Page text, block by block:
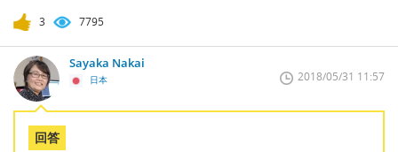
3 7795
Sayaka Nakai
日本 2018/05/31 11:57
回答